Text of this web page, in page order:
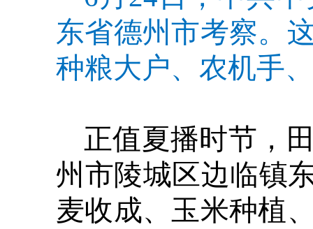
东省德州市考察。
种粮大户、农机手
正值夏播时节，
州市陵城区边临镇
麦收成、玉米种植